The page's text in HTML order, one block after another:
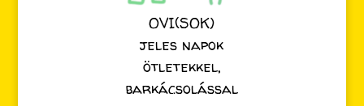
OVI(SOK)
jeles napok
ötletekkel,
barkácsolással